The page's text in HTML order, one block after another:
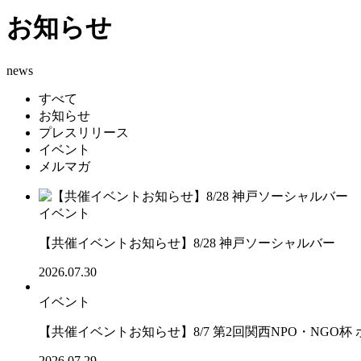
お知らせ
news
すべて
お知らせ
プレスリリース
イベント
メルマガ
イベント
【共催イベントお知らせ】8/28 神戸ソーシャルバー
2026.07.30
イベント
【共催イベントお知らせ】8/7 第2回関西NPO・NGO杯